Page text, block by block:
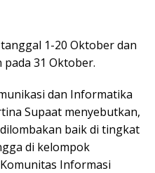
1-20 Oktober dan
31 Oktober.
dan Informatika
Supaat menyebutkan,
baik di tingkat
di kelompok
Informasi